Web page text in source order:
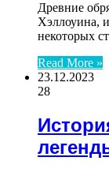
Древние
Хэллоуина,
некоторых
Read More »
23.12.2023
28